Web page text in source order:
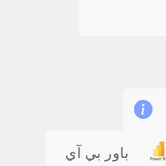
باور بي آي